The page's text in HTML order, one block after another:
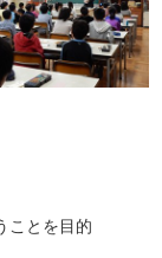
ことを目的